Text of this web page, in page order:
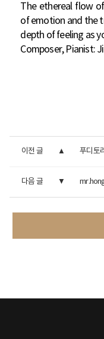
The ethereal flow
of emotion and the
depth of feeling as
Composer, Pianist:
이전 글 푸디토
다음 글